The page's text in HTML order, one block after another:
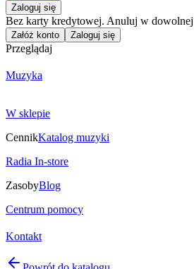
Zaloguj się
Bez karty kredytowej. Anuluj w
Załóż konto Zaloguj się
Przeglądaj
Muzyka
W sklepie
CennikKatalog muzyki
Radia In-store
ZasobyBlog
Centrum pomocy
Kontakt